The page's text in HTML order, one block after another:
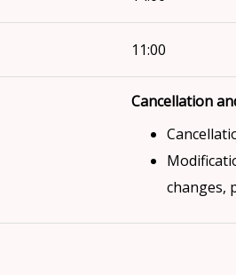
11:00
Cancellation
changes,